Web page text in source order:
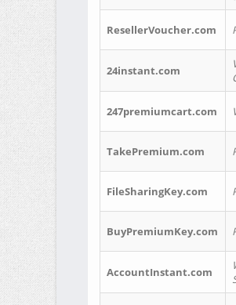
ResellerVoucher.com
24instant.com
247premiumcart.com
TakePremium.com
FileSharingKey.com
BuyPremiumKey.com
AccountInstant.com